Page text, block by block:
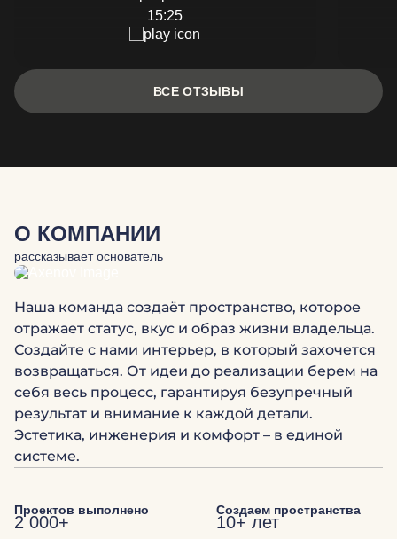
15:25
ВСЕ ОТЗЫВЫ
О КОМПАНИИ
рассказывает основатель
Наша команда создаёт пространство, которое
отражает статус, вкус и образ жизни владельца.
Создайте с нами интерьер, в который захочется
возвращаться. От идеи до реализации берем на
себя весь процесс, гарантируя безупречный
результат и внимание к каждой детали.
Эстетика, инженерия и комфорт – в единой
системе.
Проектов выполнено
2 000+
Создаем пространства
10+ лет